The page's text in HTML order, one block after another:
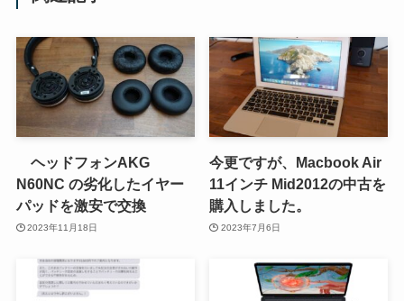
ヘッドフォンAKG
N60NC の劣化したイヤー
パッドを激安で交換
2023年11月18日
今更ですが、Macbook Air
11インチ Mid2012の中古を
購入しました。
2023年7月6日